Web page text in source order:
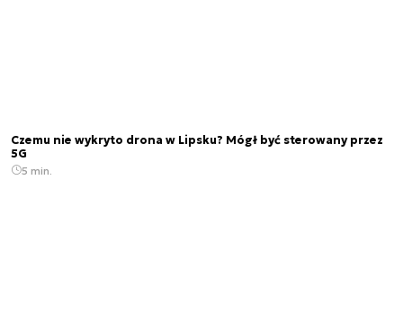
Czemu nie wykryto drona w Lipsku? Mógł być sterowany przez
5G
5 min.